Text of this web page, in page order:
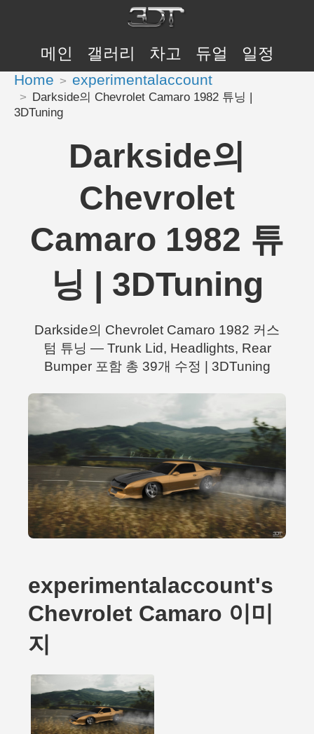
메인 갤러리 차고 듀얼 일정
Home experimentalaccount
Darkside의 Chevrolet Camaro 1982 튜닝 |
3DTuning
Darkside의
Chevrolet
Camaro 1982 튜
닝 | 3DTuning
Darkside의 Chevrolet Camaro 1982 커스
텀 튜닝 — Trunk Lid, Headlights, Rear
Bumper 포함 총 39개 수정 | 3DTuning
experimentalaccount's
Chevrolet Camaro 이미
지